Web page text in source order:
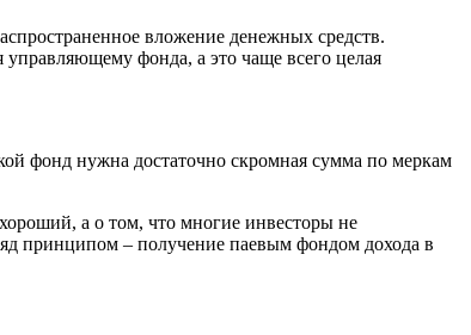
вложение денежных средств.
управляющему фонда, а это чаще всего целая
фонд нужна достаточно скромная сумма по меркам
а о том, что многие инвесторы не
принципом – получение паевым фондом дохода в